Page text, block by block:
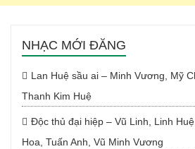
NHẠC MỚI ĐĂNG
Lan Huệ sầu ai – Minh Vương, Mỹ
Thanh Kim Huệ
Độc thủ đại hiệp – Vũ Linh, Linh
Hoa, Tuấn Anh, Vũ Minh Vương